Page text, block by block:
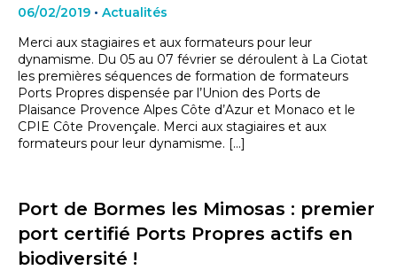
06/02/2019 • Actualités
Merci aux stagiaires et aux formateurs pour leur
dynamisme. Du 05 au 07 février se déroulent à La Ciotat
les premières séquences de formation de formateurs
Ports Propres dispensée par l’Union des Ports de
Plaisance Provence Alpes Côte d’Azur et Monaco et le
CPIE Côte Provençale. Merci aux stagiaires et aux
formateurs pour leur dynamisme. […]
Port de Bormes les Mimosas : premier
port certifié Ports Propres actifs en
biodiversité !